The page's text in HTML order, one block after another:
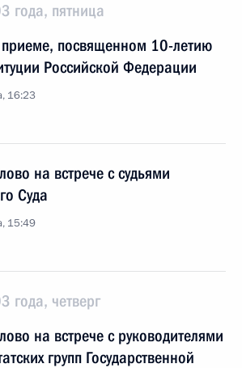
года, пятница
приеме, посвященном 10-летию
Российской Федерации
16:23
на встрече с судьями
Суда
15:49
года, четверг
на встрече с руководителями
групп Государственной